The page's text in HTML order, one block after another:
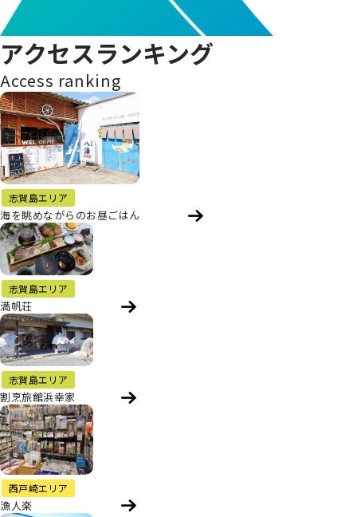
アクセスランキング
Access ranking
志賀島エリア
海を眺めながらのお昼ごはん
志賀島エリア
満帆荘
志賀島エリア
割烹旅館浜幸家
西戸崎エリア
漁人楽